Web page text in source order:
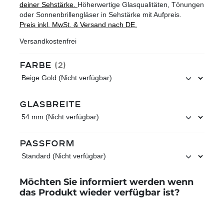
deiner Sehstärke. Höherwertige Glasqualitäten, Tönungen
oder Sonnenbrillengläser in Sehstärke mit Aufpreis.
Preis inkl. MwSt. & Versand nach DE.
Versandkostenfrei
Farbe auswählen
(2)
Glasbreite
Passform
Möchten Sie informiert werden wenn
das Produkt wieder verfügbar ist?